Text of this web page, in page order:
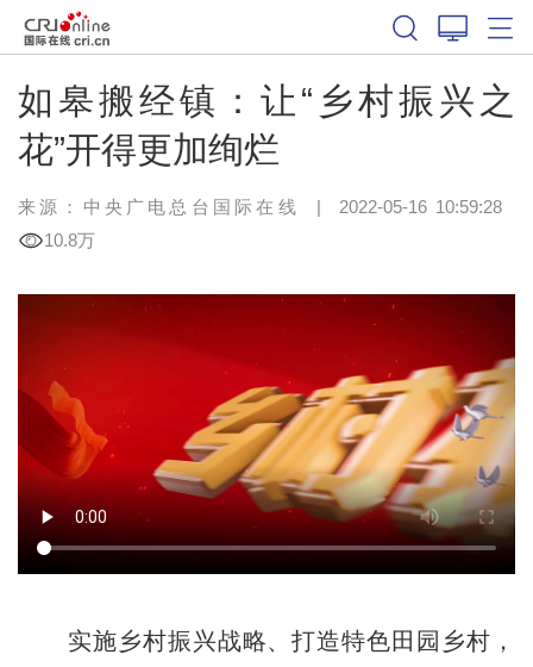
如皋搬经镇：让“乡村振兴之
花”开得更加绚烂
来源：中央广电总台国际在线 | 2022-05-16 10:59:28
10.8万
实施乡村振兴战略、打造特色田园乡村，